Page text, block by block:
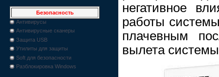
Безопасность
Антивирусы
Антивирусные сканеры
Защита USB
Утилиты для защиты
Soft для безопасности
Разблокировка Windows
негативное
работы
плачевным
вылета